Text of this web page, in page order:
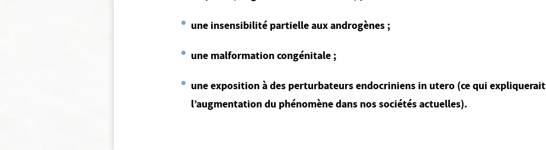
une insensibilité partielle aux androgènes ;
une malformation congénitale ;
une exposition à des perturbateurs endocriniens in utero (ce qui expliquerait
l’augmentation du phénomène dans nos sociétés actuelles).